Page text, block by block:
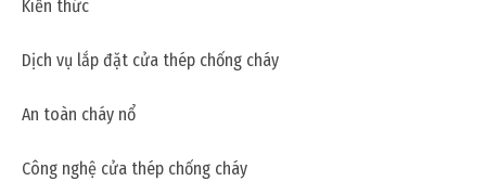
Kiến thức
Dịch vụ lắp đặt cửa thép chống cháy
An toàn cháy nổ
Công nghệ cửa thép chống cháy